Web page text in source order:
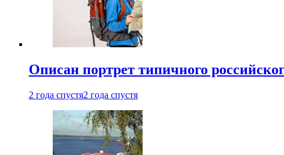
Описан портрет типичного
2 года спустя2 года спустя